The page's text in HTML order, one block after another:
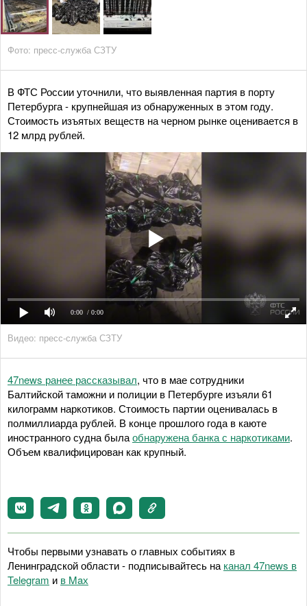
Фото: пресс-служба СЗТУ
В ФТС России уточнили, что выявленная партия в порту
Петербурга - крупнейшая из обнаруженных в этом году.
Стоимость изъятых веществ на черном рынке оценивается в
12 млрд рублей.
0:00 / 0:00
Видео: пресс-служба СЗТУ
47news ранее рассказывал, что в мае сотрудники
Балтийской таможни и полиции в Петербурге изъяли 61
килограмм наркотиков. Стоимость партии оценивалась в
полмиллиарда рублей. В конце прошлого года в каюте
иностранного судна былаобнаружена банка с наркотиками.
Объем квалифицирован как крупный.
Чтобы первыми узнавать о главных событиях в
Ленинградской области - подписывайтесь на канал 47news в
Telegram и в Maх